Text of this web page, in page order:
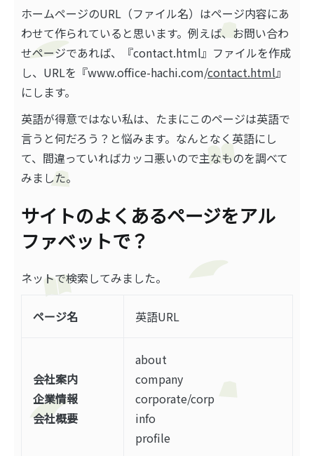
ホームページのURL（ファイル名）はページ内容にあ
わせて作られていると思います。例えば、お問い合わ
せページであれば、『contact.html』ファイルを作成
し、URLを『www.office-hachi.com/contact.html』
にします。
英語が得意ではない私は、たまにこのページは英語で
言うと何だろう？と悩みます。なんとなく英語にし
て、間違っていればカッコ悪いので主なものを調べて
みました。
サイトのよくあるページをアル
ファベットで？
ネットで検索してみました。
ページ名 英語URL
会社案内
企業情報
会社概要
about
company
corporate/corp
info
profile